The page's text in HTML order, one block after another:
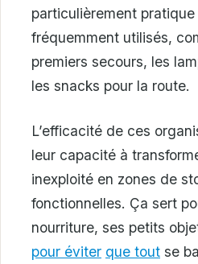
particulièrement
fréquemment utilisés,
premiers secours, les
les snacks pour la route.
L’efficacité de ces
leur capacité à
inexploité en zones de
fonctionnelles. Ça sert
nourriture, ses petits
pour éviter que tout se